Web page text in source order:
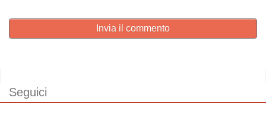
Invia il commento
Seguici